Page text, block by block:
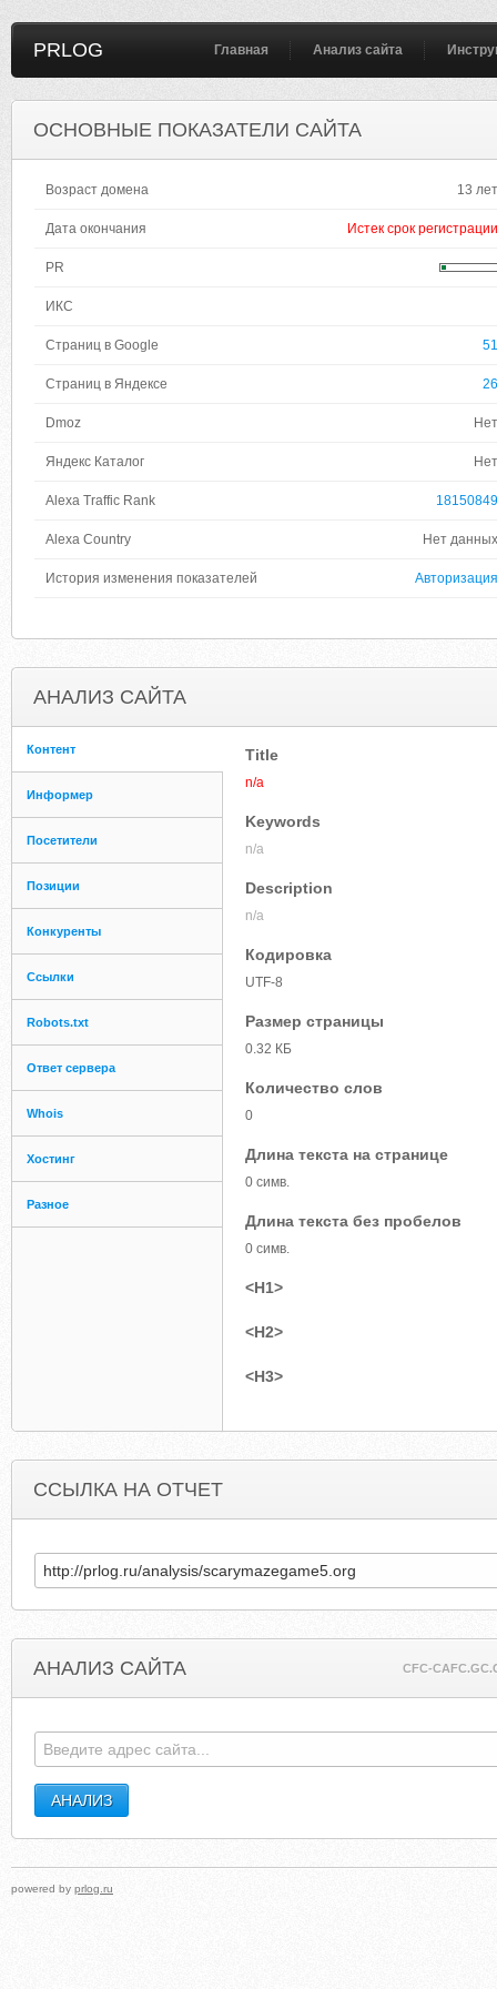
PRLOG Главная Анализ сайта
ОСНОВНЫЕ ПОКАЗАТЕЛИ САЙТА
Возраст домена 13 лет
Дата окончания Истек срок регистрации
PR
ИКС
Страниц в Google 51
Страниц в Яндексе 26
Dmoz Нет
Яндекс Каталог Нет
Alexa Traffic Rank 18150849
Alexa Country Нет данных
История изменения показателей Авторизация
АНАЛИЗ САЙТА
Контент
Информер
Посетители
Позиции
Конкуренты
Ссылки
Robots.txt
Ответ сервера
Whois
Хостинг
Разное
Title
n/a
Keywords
n/a
Description
n/a
Кодировка
UTF-8
Размер страницы
0.32 КБ
Количество слов
0
Длина текста на странице
0 симв.
Длина текста без пробелов
0 симв.
<H1>
<H2>
<H3>
ССЫЛКА НА ОТЧЕТ
АНАЛИЗ САЙТА CFC-
powered by prlog.ru